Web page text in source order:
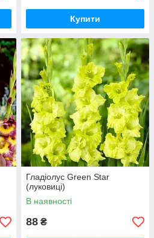
Купити
Гладіолус Green Star
(луковиці)
В наявності
88 ₴